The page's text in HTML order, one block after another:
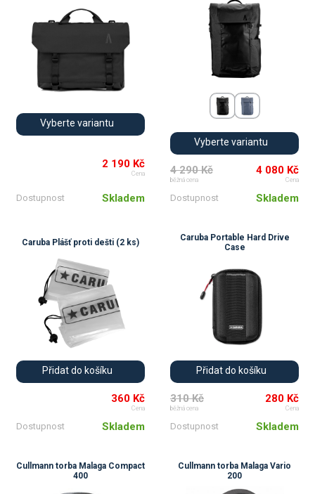
Vyberte variantu
2 190 Kč
Cena
Dostupnost Skladem
Vyberte variantu
4 290 Kč
běžná cena
4 080 Kč
Cena
Dostupnost Skladem
Caruba Plášť proti dešti (2 ks)
Přidat do košíku
360 Kč
Cena
Dostupnost Skladem
Caruba Portable Hard Drive
Case
Přidat do košíku
310 Kč
běžná cena
280 Kč
Cena
Dostupnost Skladem
Cullmann torba Malaga Compact
400
Cullmann torba Malaga Vario
200